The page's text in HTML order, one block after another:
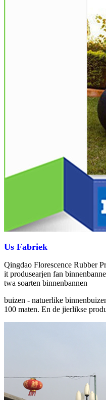
Us Fabriek
Qingdao Florescence Rubber
it produsearjen fan
twa soarten binnenbannen
buizen - natuerlike
100 maten. En de jierlikse